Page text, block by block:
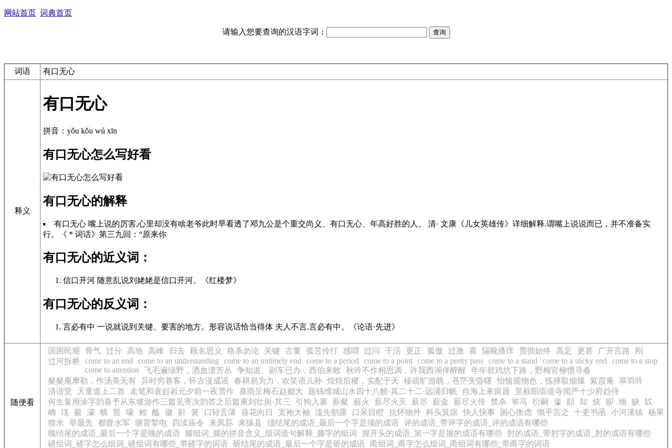
网站首页 词典首页
请输入您要查询的汉语字词：
词语 有口无心
释义
有口无心
拼音：yǒu kǒu wú xīn
有口无心怎么写好看
有口无心的解释
有口无心 嘴上说的厉害,心里却没有啥老爷此时早看透了邓九公是个重交尚义、有口无心、年高好胜的人。 清· 文康《儿女英雄传》详细解释.谓嘴上说说而已，并不准备实
行。《 * 词话》第三九回：“原来你
有口无心的近义词：
信口开河 随意乱说刘姥姥是信口开河。《红楼梦》
有口无心的反义词：
言必有中 一说就说到关键、要害的地方。形容说话恰当得体 夫人不言,言必有中。《论语·先进》
随便看
国困民艰 骨气 过分 高地 高峰 归去 顾名思义 格杀勿论 关键 古董 孤苦伶仃 感喟 过问 干活 更正 孤傲 过激 寡 隔靴搔痒 贯彻始终 高足 更甚 广开言路
刚
过河拆桥
come to an end come to an understanding come to an untimely end come to a period come to a point come to a pretty pass come to a stand come to a sticky end
come to a stop
come to attention
飞毛遍绿野，洒血渍芳丛 争知道、副车已办，西伯来畋 秋吟不作相思调，许我西湖伴醉醒
年年碧鸡坊下路，野梅官柳惯寻春
粲粲庵摩勒，作汤美无有 异时穷巷客，怀古漫成谣 春耕易为力，欢笑语儿孙 煌煌后稷，实配于天 椮疏旷游眺，苍茫失昏曙 怡愉观物色，拣择取烟煤 紫霞庵
翠羽吟
清谐堂
天童道上二首 走笔和袁起岩元夕前一夜雪作 喜雨呈梅石赵都大 题钱维城山水四十八帧·其二十二·远浦归帆 自海上来留题
至栎阳崇道寺闻严十少府趋侍
何生复用涂字韵喜予从东坡游作三篇见寄次韵答之后篇柬刘壮舆·其三
引狗入寨 薪粲 薪火 薪尽火灭 薪尽 薪金 薪尽火传 禁杀 笮马 衍嗣 虇 顴 却 炔 卻 埆 缺
缼
崅
琷 觳 濠 蟥 豁 嚎 鳇 醢 徽 鼾 簧 口轻舌薄 葵花向日 宽袍大袖 溘先朝露 口呆目瞪 抗怀物外 科头箕踞 快人快事 困心衡虑 慨乎言之 十吏书函 小河溪镇 杨果
猚水
举最先 都督水军 驱雷掣电 四渎庙令 来凤荪 来猿县 须结尾的成语_最后一个字是须的成语
评的成语_带评字的成语_评的成语有哪些
魄结尾的成语_最后一个字是魄的成语
滕组词_滕的拼音含义_组词造句解释_滕字的组词 握开头的成语_第一字是握的成语有哪些
肘的成语_带肘字的成语_肘的成语有哪些
碴组词_碴字怎么组词_碴组词有哪些_带碴字的词语
斫结尾的成语_最后一个字是斫的成语 甬组词_甬字怎么组词_甬组词有哪些_带甬字的词语